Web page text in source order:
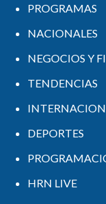
PROGRAMAS
NACIONALES
NEGOCIOS Y
TENDENCIAS
DEPORTES
HRN LIVE